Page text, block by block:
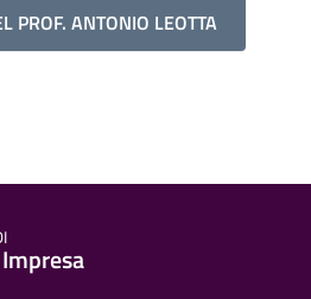
PROF. ANTONIO LEOTTA